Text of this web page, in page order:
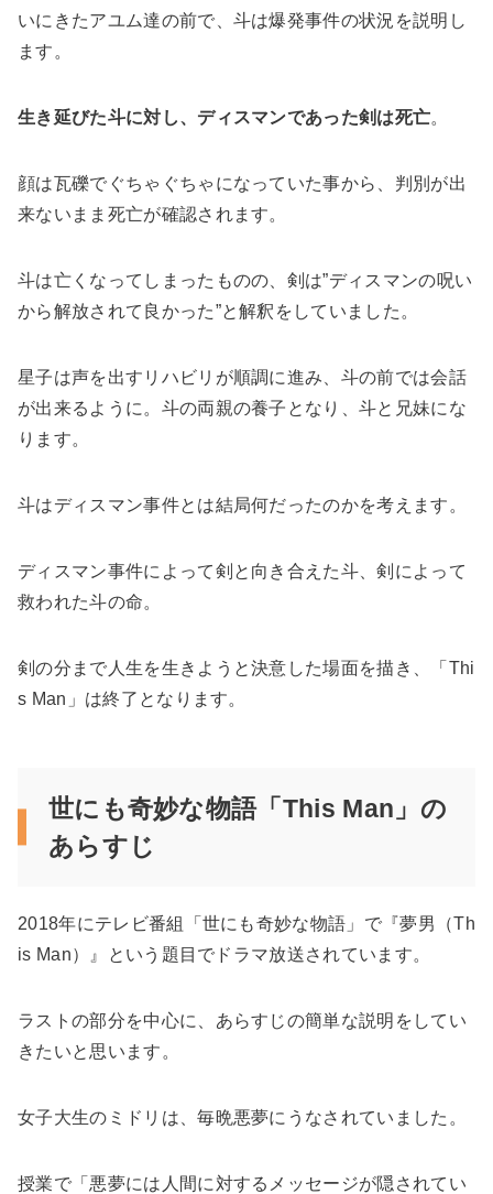
いにきたアユム達の前で、斗は爆発事件の状況を説明し
ます。
生き延びた斗に対し、ディスマンであった剣は死亡。
顔は瓦礫でぐちゃぐちゃになっていた事から、判別が出
来ないまま死亡が確認されます。
斗は亡くなってしまったものの、剣は”ディスマンの呪い
から解放されて良かった”と解釈をしていました。
星子は声を出すリハビリが順調に進み、斗の前では会話
が出来るように。斗の両親の養子となり、斗と兄妹にな
ります。
斗はディスマン事件とは結局何だったのかを考えます。
ディスマン事件によって剣と向き合えた斗、剣によって
救われた斗の命。
剣の分まで人生を生きようと決意した場面を描き、「Thi
s Man」は終了となります。
世にも奇妙な物語「This Man」の
あらすじ
2018年にテレビ番組「世にも奇妙な物語」で『夢男（Th
is Man）』という題目でドラマ放送されています。
ラストの部分を中心に、あらすじの簡単な説明をしてい
きたいと思います。
女子大生のミドリは、毎晩悪夢にうなされていました。
授業で「悪夢には人間に対するメッセージが隠されてい